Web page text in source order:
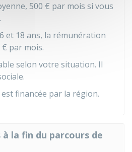
500 € par mois si vous
.
et 18 ans, la rémunération
€ par mois.
selon votre situation. Il
financée par la région.
à la fin du parcours de